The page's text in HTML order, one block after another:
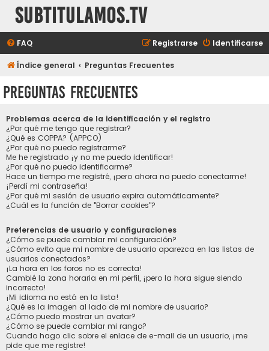
subtitulamos.tv
FAQ Identificarse
Registrarse
Índice general Preguntas Frecuentes
Preguntas Frecuentes
Problemas acerca de la identificación y el registro
¿Por qué me tengo que registrar?
¿Qué es COPPA? (APPCO)
¿Por qué no puedo registrarme?
Me he registrado ¡y no me puedo identificar!
¿Por qué no puedo identificarme?
Hace un tiempo me registré, ¡pero ahora no puedo conectarme!
¡Perdí mi contraseña!
¿Por qué mi sesión de usuario expira automáticamente?
¿Cuál es la función de "Borrar cookies"?
Preferencias de usuario y configuraciones
¿Cómo se puede cambiar mi configuración?
¿Cómo evito que mi nombre de usuario aparezca en las listas de
usuarios conectados?
¡La hora en los foros no es correcta!
Cambié la zona horaria en mi perfil, ¡pero la hora sigue siendo
incorrecto!
¡Mi idioma no está en la lista!
¿Qué es la imagen al lado de mi nombre de usuario?
¿Cómo puedo mostrar un avatar?
¿Cómo se puede cambiar mi rango?
Cuando hago clic sobre el enlace de e-mail de un usuario, ¡me
pide que me registre!